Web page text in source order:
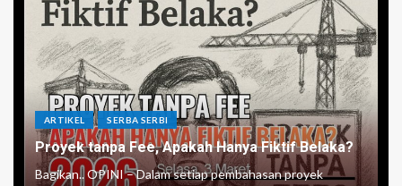
ARTIKEL SERBA SERBI
Proyek tanpa Fee, Apakah Hanya Fiktif Belaka?
Bagikan.. OPINI – Dalam setiap pembahasan proyek